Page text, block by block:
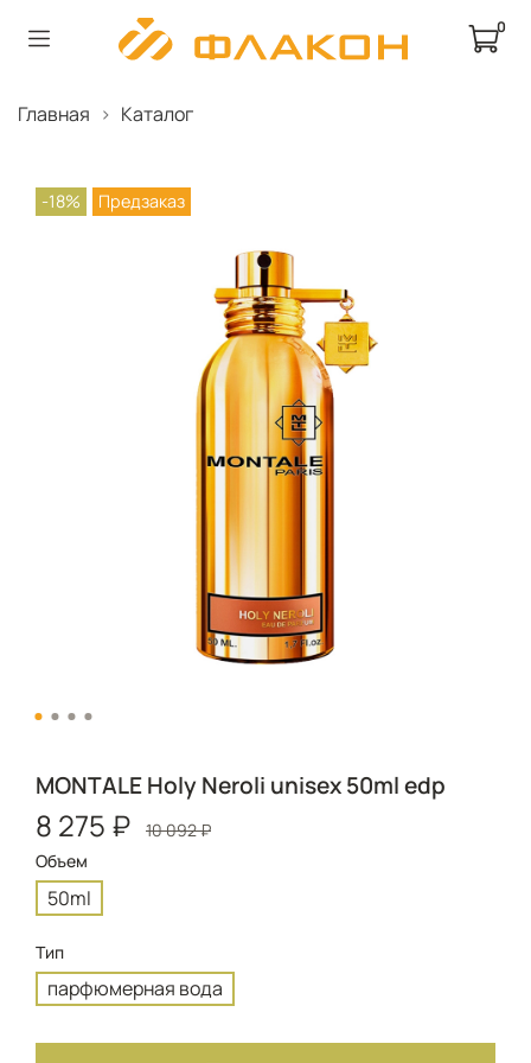
0
Главная Каталог
-18% Предзаказ
MONTALE Holy Neroli unisex 50ml edp
8 275 ₽
10 092 ₽
Объем
50ml
Тип
парфюмерная вода